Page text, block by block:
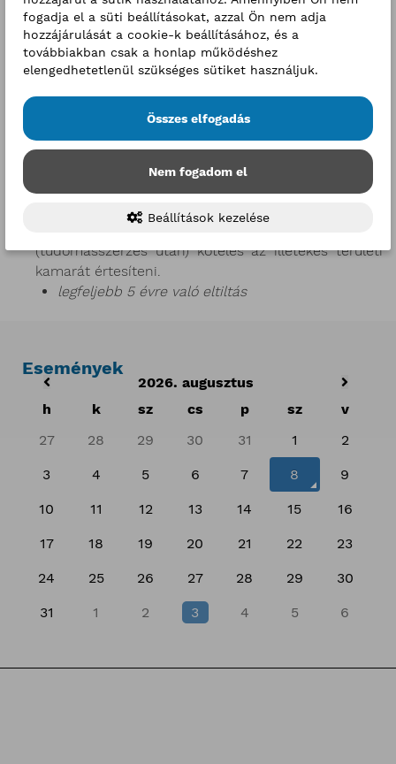
Afoglalkozási napló vezetésének elmulasztása
Amennyiben a duális képzőhely a foglalkozási napló
vezetését elmulasztja, ellenőrzésének rendjét
megszegi.
közigazgatási bírság, ismételt mulasztás esetén:
3 évre való eltiltás (érintett telephelyre
vonatkozólag)
programtantervtől való elmaradása
tanuló szakmai felkészültségében, tanulmányi
előmenetelében hátrányt okozó programtantervtől
(tudomásszerzés után) köteles az illetékes területi
kamarát értesíteni.
legfeljebb 5 évre való eltiltás
Események
2026. augusztus
h
k sz cs p sz
v
27
28 29 30 31 1 2
3 4 5 6 7 8 9
10 11 12 13 14 15 16
17 18 19 20 21 22 23
24 25 26 27 28 29 30
31 1 2 3 4 5 6
fogadja el a süti beállításokat, azzal Ön nem adja
hozzájárulását a cookie-k beállításához, és a
továbbiakban csak a honlap működéshez
elengedhetetlenül szükséges sütiket használjuk.
Összes elfogadás
Nem fogadom el
Beállítások kezelése